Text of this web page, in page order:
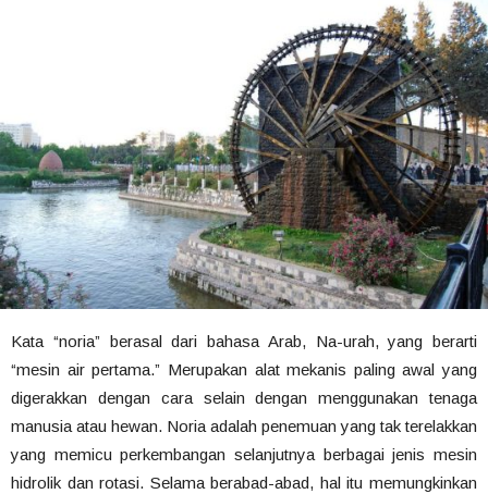
Kata “noria” berasal dari bahasa Arab, Na-urah, yang berarti
“mesin air pertama.” Merupakan alat mekanis paling awal yang
digerakkan dengan cara selain dengan menggunakan tenaga
manusia atau hewan. Noria adalah penemuan yang tak terelakkan
yang memicu perkembangan selanjutnya berbagai jenis mesin
hidrolik dan rotasi. Selama berabad-abad, hal itu memungkinkan